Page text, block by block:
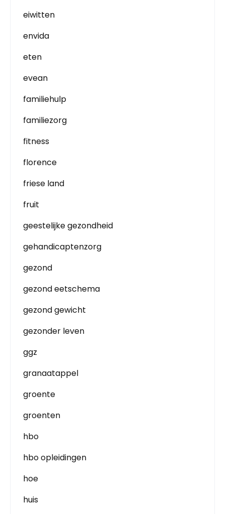
eiwitten
envida
eten
evean
familiehulp
familiezorg
fitness
florence
friese land
fruit
geestelijke gezondheid
gehandicaptenzorg
gezond
gezond eetschema
gezond gewicht
gezonder leven
ggz
granaatappel
groente
groenten
hbo
hbo opleidingen
hoe
huis